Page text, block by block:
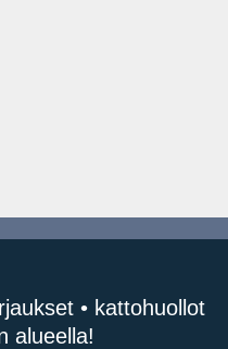
• kattohuollot
alueella!